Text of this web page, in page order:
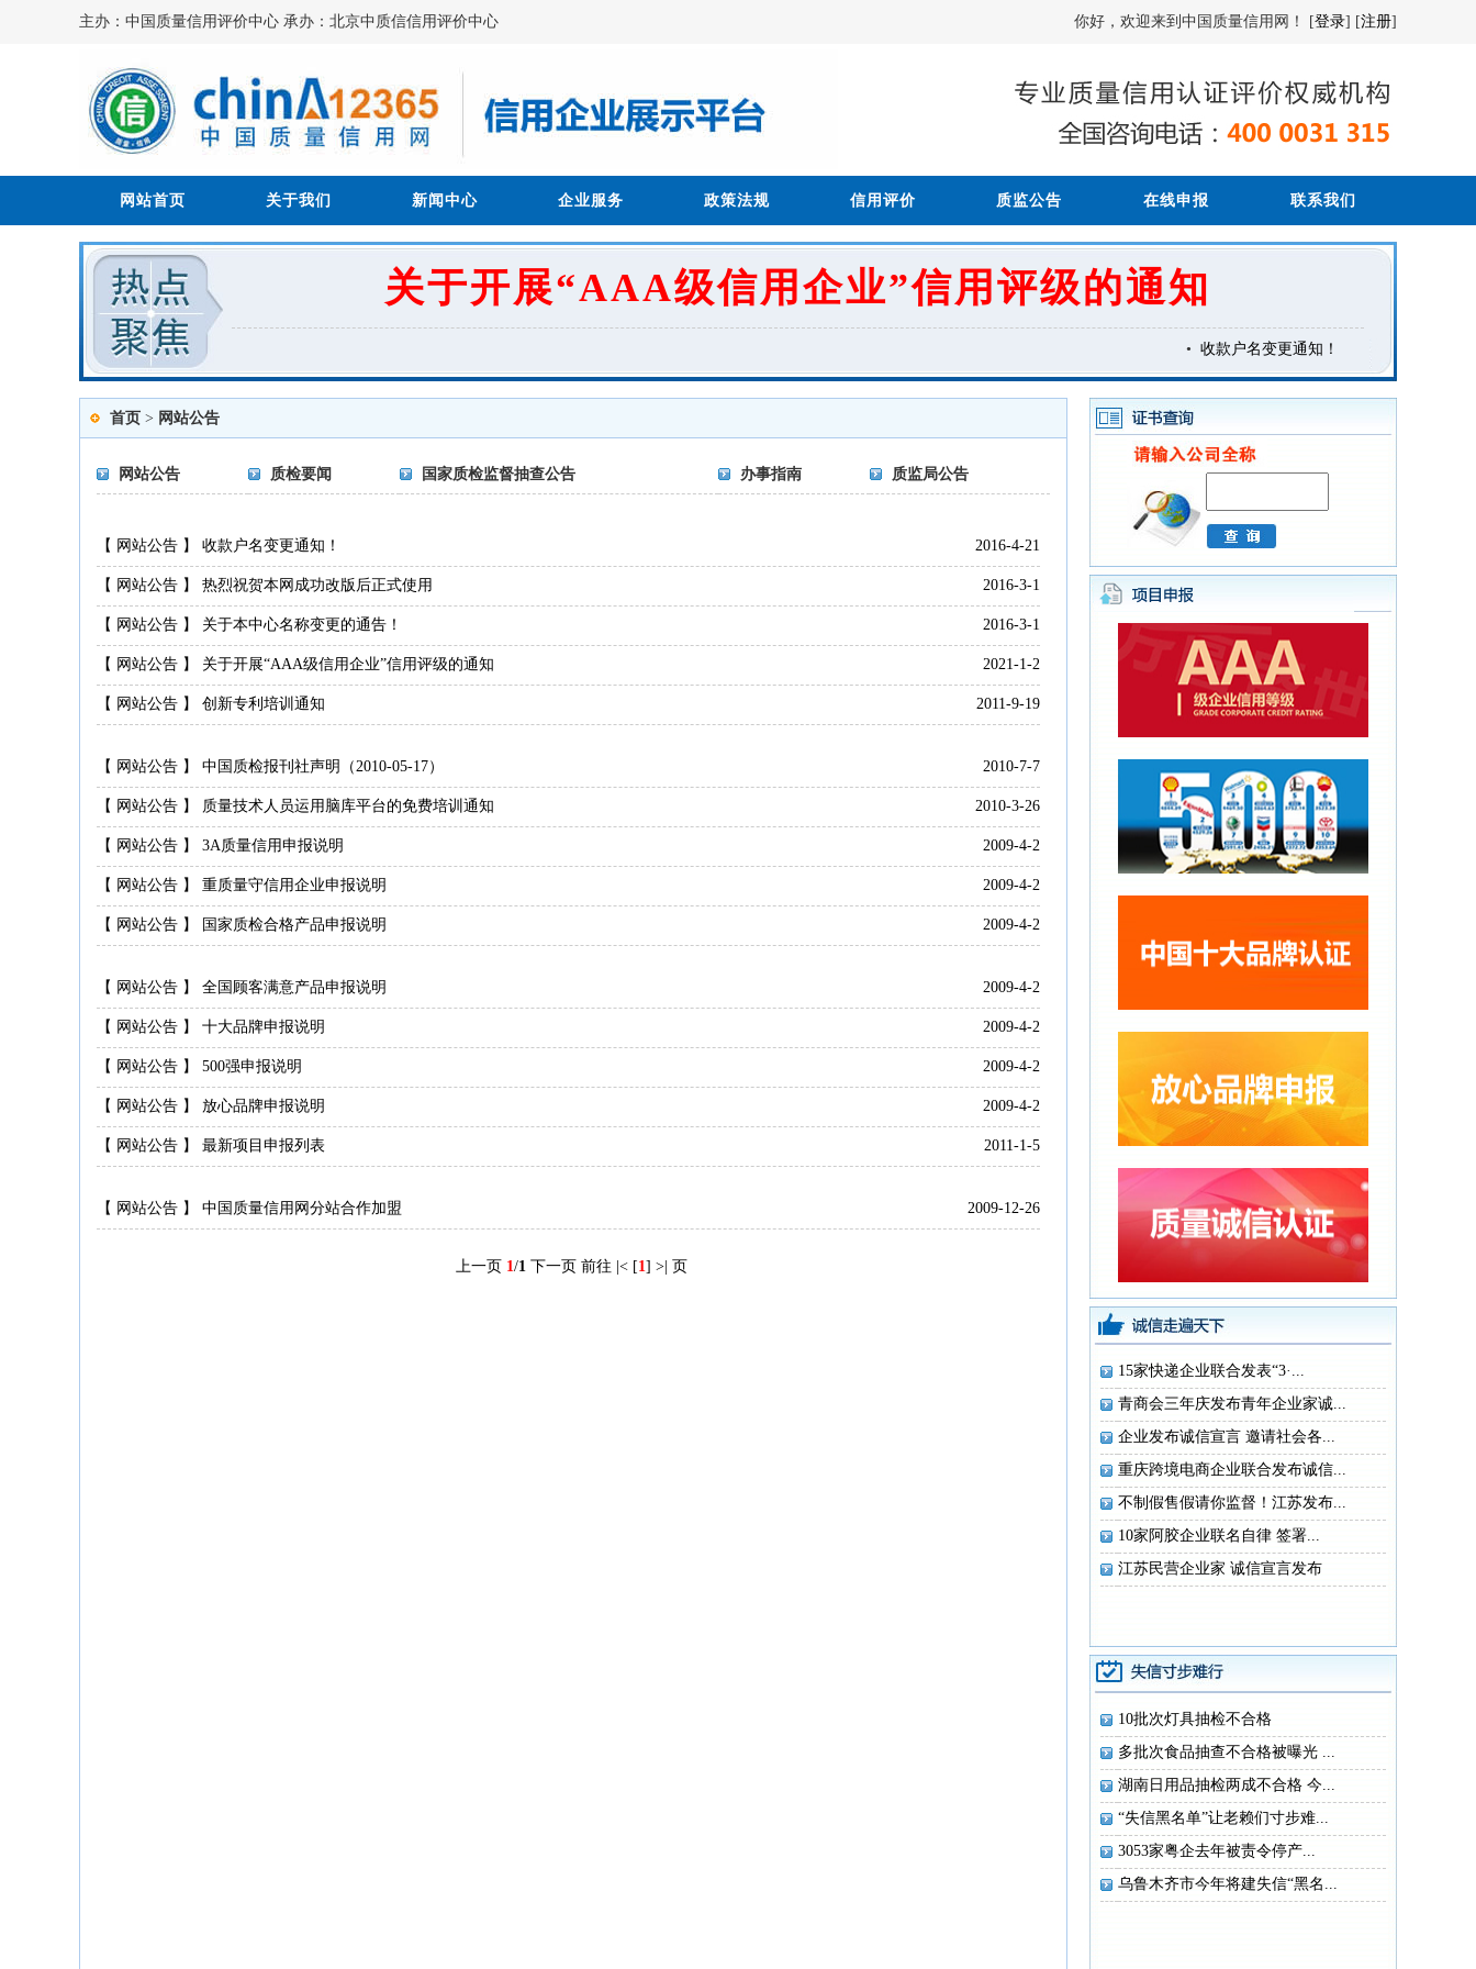
主办：中国质量信用评价中心 承办：北京中质信信用评价中心 你好，欢迎来到中国质量信用网！ [登录] [注册]
网站首页 关于我们 新闻中心 企业服务 政策法规 信用评价 质监公告 在线申报 联系我们
关于开展“AAA级信用企业”信用评级的通知
•收款户名变更通知！ [2016-4-21] •
首页 > 网站公告
网站公告 质检要闻 国家质检监督抽查公告 办事指南 质监局公告
【 网站公告 】 收款户名变更通知！ 2016-4-21
【 网站公告 】 热烈祝贺本网成功改版后正式使用 2016-3-1
【 网站公告 】 关于本中心名称变更的通告！ 2016-3-1
【 网站公告 】 关于开展“AAA级信用企业”信用评级的通知 2021-1-2
【 网站公告 】 创新专利培训通知 2011-9-19
【 网站公告 】 中国质检报刊社声明（2010-05-17） 2010-7-7
【 网站公告 】 质量技术人员运用脑库平台的免费培训通知 2010-3-26
【 网站公告 】 3A质量信用申报说明 2009-4-2
【 网站公告 】 重质量守信用企业申报说明 2009-4-2
【 网站公告 】 国家质检合格产品申报说明 2009-4-2
【 网站公告 】 全国顾客满意产品申报说明 2009-4-2
【 网站公告 】 十大品牌申报说明 2009-4-2
【 网站公告 】 500强申报说明 2009-4-2
【 网站公告 】 放心品牌申报说明 2009-4-2
【 网站公告 】 最新项目申报列表 2011-1-5
【 网站公告 】 中国质量信用网分站合作加盟 2009-12-26
上一页 1/1下一页 前往 |<[1] >| 页
15家快递企业联合发表“3·...
青商会三年庆发布青年企业家诚...
企业发布诚信宣言 邀请社会各...
重庆跨境电商企业联合发布诚信...
不制假售假请你监督！江苏发布...
10家阿胶企业联名自律 签署...
江苏民营企业家 诚信宣言发布
10批次灯具抽检不合格
多批次食品抽查不合格被曝光 ...
湖南日用品抽检两成不合格 今...
“失信黑名单”让老赖们寸步难...
3053家粤企去年被责令停产...
乌鲁木齐市今年将建失信“黑名...